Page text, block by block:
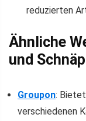
reduzierten
Ähnliche
und
Groupon:
verschiedenen